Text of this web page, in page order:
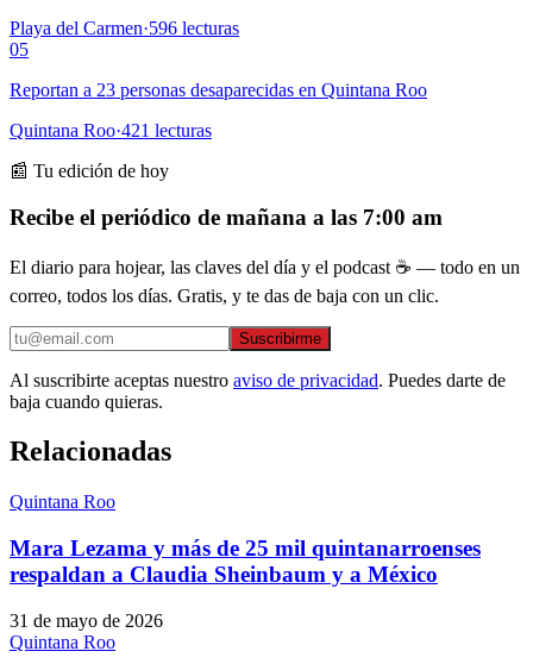
Playa del Carmen·596 lecturas
05
Reportan a 23 personas desaparecidas en Quintana Roo
Quintana Roo·421 lecturas
📰 Tu edición de hoy
Recibe el periódico de mañana a las 7:00 am
El diario para hojear, las claves del día y el podcast ☕ — todo en un
correo, todos los días. Gratis, y te das de baja con un clic.
Suscribirme
Al suscribirte aceptas nuestro aviso de privacidad. Puedes darte de
baja cuando quieras.
Relacionadas
Quintana Roo
Mara Lezama y más de 25 mil quintanarroenses
respaldan a Claudia Sheinbaum y a México
31 de mayo de 2026
Quintana Roo